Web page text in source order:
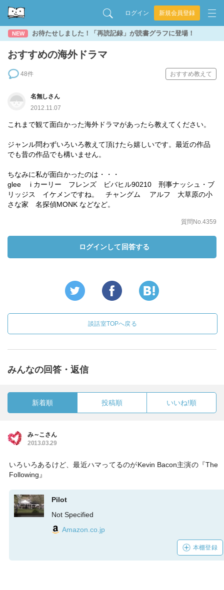
ログイン 新規会員登録
NEW お待たせしました！「再読記録」が読書グラフに登場！
おすすめの海外ドラマ
48件 おすすめ教えて
名無しさん
2012.11.07
これまで観て面白かった海外ドラマがあったら教えてください。
ジャンル問わずいろいろ教えて頂けたら嬉しいです。最近の作品
でも昔の作品でも構いません。
ちなみに私が面白かったのは・・・
glee i カーリー フレンズ ビバヒル90210 刑事ナッシュ・ブ
リッジス イケメンですね。 チャングム アルフ 大草原の小
さな家 名探偵MONK などなど。
質問No.4359
ログインして回答する
談話室TOPへ戻る
みんなの回答・返信
新着順 投稿順 いいね!順
み～こさん
2013.03.29
いろいろあるけど、最近ハマってるのがKevin Bacon主演の『The
Following』
Pilot
Not Specified
Amazon.co.jp
本棚登録